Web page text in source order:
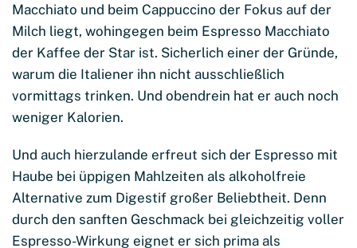
Macchiato und beim Cappuccino der Fokus auf der
Milch liegt, wohingegen beim Espresso Macchiato
der Kaffee der Star ist. Sicherlich einer der Gründe,
warum die Italiener ihn nicht ausschließlich
vormittags trinken. Und obendrein hat er auch noch
weniger Kalorien.
Und auch hierzulande erfreut sich der Espresso mit
Haube bei üppigen Mahlzeiten als alkoholfreie
Alternative zum Digestif großer Beliebtheit. Denn
durch den sanften Geschmack bei gleichzeitig voller
Espresso-Wirkung eignet er sich prima als